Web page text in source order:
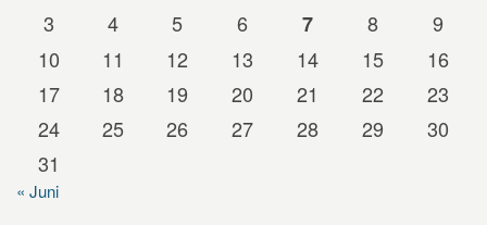
3
4 5 6 7 8
9
10
11 12 13 14 15
16
17
18 19 20 21 22
23
24
25 26 27 28 29
30
31
« Juni